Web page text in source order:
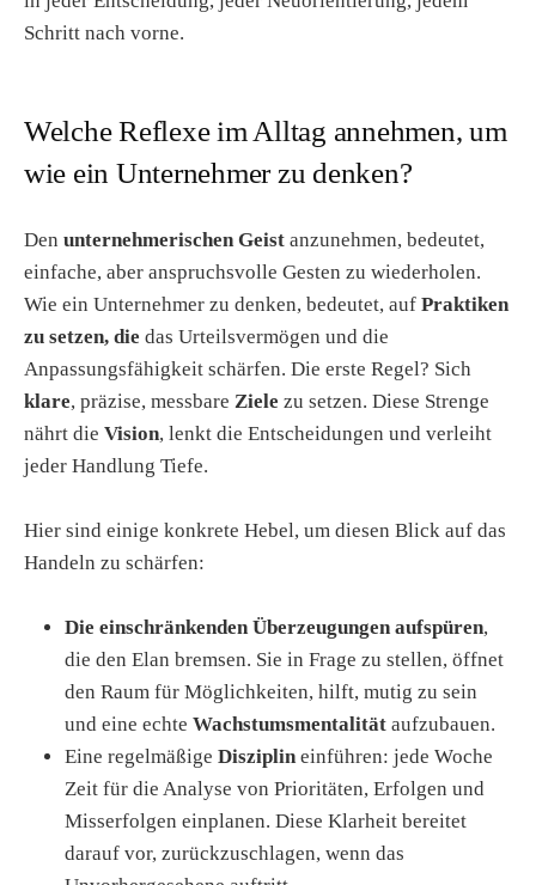
Schritt nach vorne.
Welche Reflexe im Alltag annehmen, um
wie ein Unternehmer zu denken?
Den unternehmerischen Geist anzunehmen, bedeutet,
einfache, aber anspruchsvolle Gesten zu wiederholen.
Wie ein Unternehmer zu denken, bedeutet, auf Praktiken
zu setzen, die das Urteilsvermögen und die
Anpassungsfähigkeit schärfen. Die erste Regel? Sich
klare, präzise, messbare Ziele zu setzen. Diese Strenge
nährt die Vision, lenkt die Entscheidungen und verleiht
jeder Handlung Tiefe.
Hier sind einige konkrete Hebel, um diesen Blick auf das
Handeln zu schärfen:
Die einschränkenden Überzeugungen aufspüren,
die den Elan bremsen. Sie in Frage zu stellen, öffnet
den Raum für Möglichkeiten, hilft, mutig zu sein
und eine echte Wachstumsmentalität aufzubauen.
Eine regelmäßige Disziplineinführen: jede Woche
Zeit für die Analyse von Prioritäten, Erfolgen und
Misserfolgen einplanen. Diese Klarheit bereitet
darauf vor, zurückzuschlagen, wenn das